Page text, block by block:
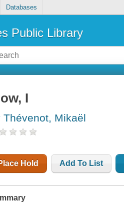
Databases
Public Library
I
Thévenot, Mikaël
Hold Add To List